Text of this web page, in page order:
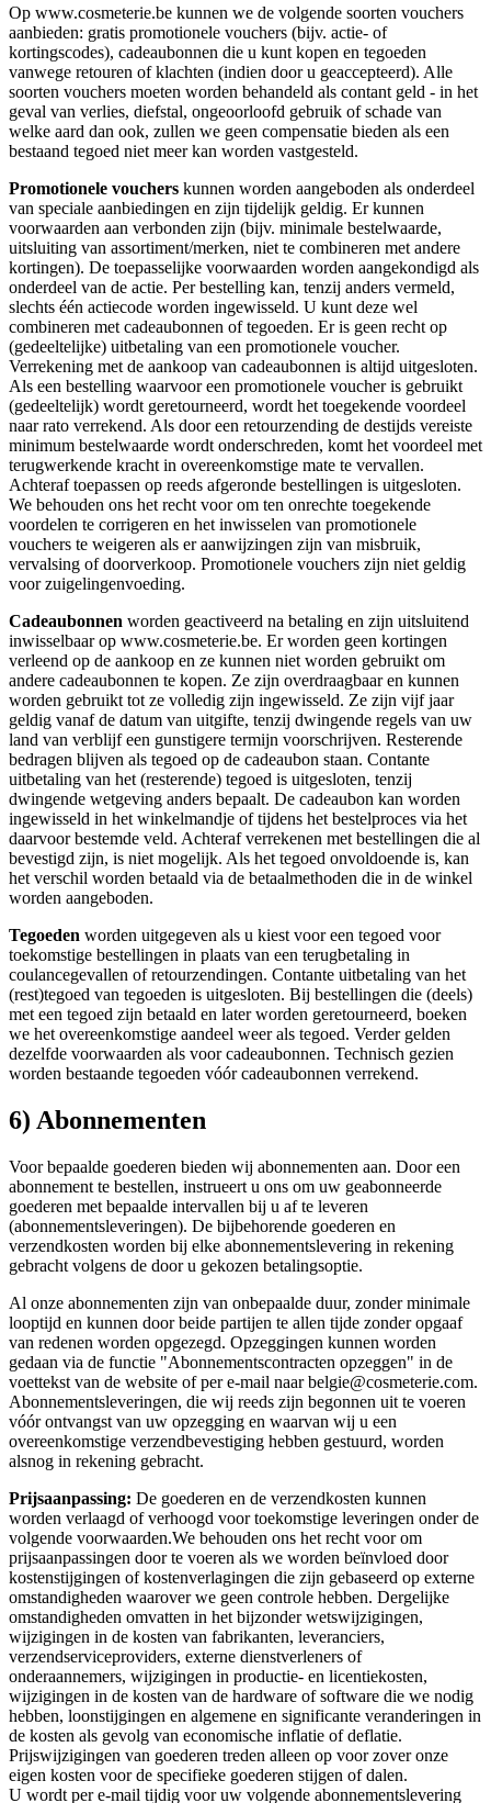
Op www.cosmeterie.be kunnen we de volgende soorten vouchers
aanbieden: gratis promotionele vouchers (bijv. actie- of
kortingscodes), cadeaubonnen die u kunt kopen en tegoeden
vanwege retouren of klachten (indien door u geaccepteerd). Alle
soorten vouchers moeten worden behandeld als contant geld - in het
geval van verlies, diefstal, ongeoorloofd gebruik of schade van
welke aard dan ook, zullen we geen compensatie bieden als een
bestaand tegoed niet meer kan worden vastgesteld.
Promotionele vouchers kunnen worden aangeboden als onderdeel
van speciale aanbiedingen en zijn tijdelijk geldig. Er kunnen
voorwaarden aan verbonden zijn (bijv. minimale bestelwaarde,
uitsluiting van assortiment/merken, niet te combineren met andere
kortingen). De toepasselijke voorwaarden worden aangekondigd als
onderdeel van de actie. Per bestelling kan, tenzij anders vermeld,
slechts één actiecode worden ingewisseld. U kunt deze wel
combineren met cadeaubonnen of tegoeden. Er is geen recht op
(gedeeltelijke) uitbetaling van een promotionele voucher.
Verrekening met de aankoop van cadeaubonnen is altijd uitgesloten.
Als een bestelling waarvoor een promotionele voucher is gebruikt
(gedeeltelijk) wordt geretourneerd, wordt het toegekende voordeel
naar rato verrekend. Als door een retourzending de destijds vereiste
minimum bestelwaarde wordt onderschreden, komt het voordeel met
terugwerkende kracht in overeenkomstige mate te vervallen.
Achteraf toepassen op reeds afgeronde bestellingen is uitgesloten.
We behouden ons het recht voor om ten onrechte toegekende
voordelen te corrigeren en het inwisselen van promotionele
vouchers te weigeren als er aanwijzingen zijn van misbruik,
vervalsing of doorverkoop. Promotionele vouchers zijn niet geldig
voor zuigelingenvoeding.
Cadeaubonnen worden geactiveerd na betaling en zijn uitsluitend
inwisselbaar op www.cosmeterie.be. Er worden geen kortingen
verleend op de aankoop en ze kunnen niet worden gebruikt om
andere cadeaubonnen te kopen. Ze zijn overdraagbaar en kunnen
worden gebruikt tot ze volledig zijn ingewisseld. Ze zijn vijf jaar
geldig vanaf de datum van uitgifte, tenzij dwingende regels van uw
land van verblijf een gunstigere termijn voorschrijven. Resterende
bedragen blijven als tegoed op de cadeaubon staan. Contante
uitbetaling van het (resterende) tegoed is uitgesloten, tenzij
dwingende wetgeving anders bepaalt. De cadeaubon kan worden
ingewisseld in het winkelmandje of tijdens het bestelproces via het
daarvoor bestemde veld. Achteraf verrekenen met bestellingen die al
bevestigd zijn, is niet mogelijk. Als het tegoed onvoldoende is, kan
het verschil worden betaald via de betaalmethoden die in de winkel
worden aangeboden.
Tegoeden worden uitgegeven als u kiest voor een tegoed voor
toekomstige bestellingen in plaats van een terugbetaling in
coulancegevallen of retourzendingen. Contante uitbetaling van het
(rest)tegoed van tegoeden is uitgesloten. Bij bestellingen die (deels)
met een tegoed zijn betaald en later worden geretourneerd, boeken
we het overeenkomstige aandeel weer als tegoed. Verder gelden
dezelfde voorwaarden als voor cadeaubonnen. Technisch gezien
worden bestaande tegoeden vóór cadeaubonnen verrekend.
6) Abonnementen
Voor bepaalde goederen bieden wij abonnementen aan. Door een
abonnement te bestellen, instrueert u ons om uw geabonneerde
goederen met bepaalde intervallen bij u af te leveren
(abonnementsleveringen). De bijbehorende goederen en
verzendkosten worden bij elke abonnementslevering in rekening
gebracht volgens de door u gekozen betalingsoptie.
Al onze abonnementen zijn van onbepaalde duur, zonder minimale
looptijd en kunnen door beide partijen te allen tijde zonder opgaaf
van redenen worden opgezegd. Opzeggingen kunnen worden
gedaan via de functie "Abonnementscontracten opzeggen" in de
voettekst van de website of per e-mail naar belgie@cosmeterie.com.
Abonnementsleveringen, die wij reeds zijn begonnen uit te voeren
vóór ontvangst van uw opzegging en waarvan wij u een
overeenkomstige verzendbevestiging hebben gestuurd, worden
alsnog in rekening gebracht.
Prijsaanpassing: De goederen en de verzendkosten kunnen
worden verlaagd of verhoogd voor toekomstige leveringen onder de
volgende voorwaarden.We behouden ons het recht voor om
prijsaanpassingen door te voeren als we worden beïnvloed door
kostenstijgingen of kostenverlagingen die zijn gebaseerd op externe
omstandigheden waarover we geen controle hebben. Dergelijke
omstandigheden omvatten in het bijzonder wetswijzigingen,
wijzigingen in de kosten van fabrikanten, leveranciers,
verzendserviceproviders, externe dienstverleners of
onderaannemers, wijzigingen in productie- en licentiekosten,
wijzigingen in de kosten van de hardware of software die we nodig
hebben, loonstijgingen en algemene en significante veranderingen in
de kosten als gevolg van economische inflatie of deflatie.
Prijswijzigingen van goederen treden alleen op voor zover onze
eigen kosten voor de specifieke goederen stijgen of dalen.
U wordt per e-mail tijdig voor uw volgende abonnementslevering